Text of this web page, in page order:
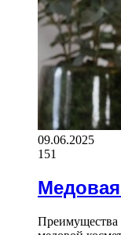
09.06.2025
151
Преимущества